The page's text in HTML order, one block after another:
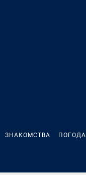
ЗНАКОМСТВА ПОГОДА